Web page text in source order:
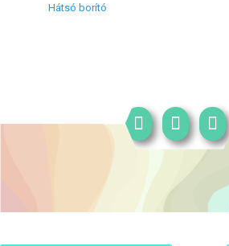
Hátsó borító